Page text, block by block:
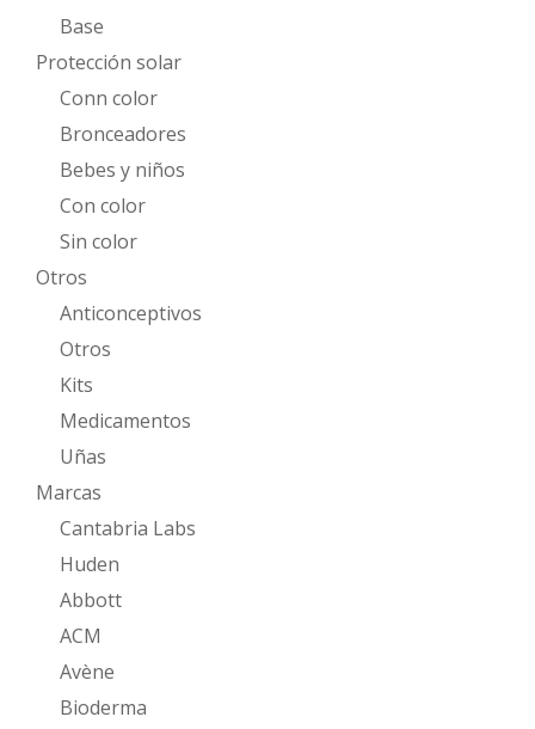
Base
Protección solar
Conn color
Bronceadores
Bebes y niños
Con color
Sin color
Otros
Anticonceptivos
Otros
Kits
Medicamentos
Uñas
Marcas
Cantabria Labs
Huden
Abbott
ACM
Avène
Bioderma